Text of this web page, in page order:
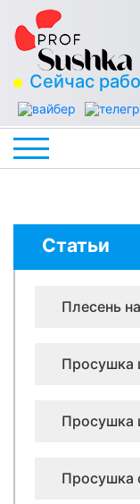
Сейчас
Статьи
Плесень
Просушка
Просушка
Просушка